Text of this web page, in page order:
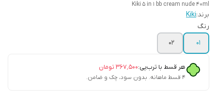
Kiki 5 in 1 bb cream nude ۴۰ml
برند:Kiki
رنگ
01
02
هر قسط با ترب‌پی:۳۶۷٬۵۰۰ تومان
۴ قسط ماهانه. بدون سود، چک و ضامن.